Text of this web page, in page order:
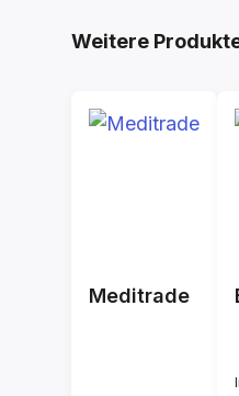
Produktgalerie
Weitere
Meditrade